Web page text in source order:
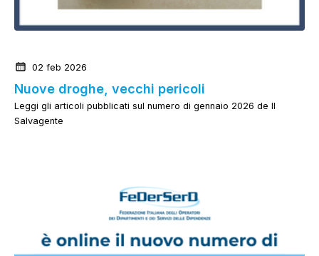
02 feb 2026
Nuove droghe, vecchi pericoli
Leggi gli articoli pubblicati sul numero di gennaio 2026 de Il
Salvagente